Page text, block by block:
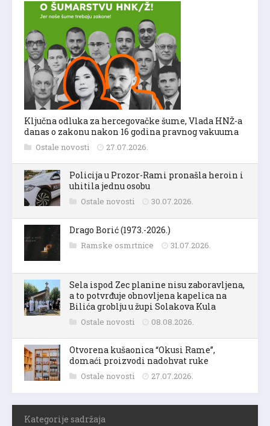
Ključna odluka za hercegovačke šume, Vlada HNŽ-a
danas o zakonu nakon 16 godina pravnog vakuuma
Ostale novosti 27.07.2026.
Policija u Prozor-Rami pronašla heroin i
uhitila jednu osobu
Ostale novosti 30.07.2026.
Drago Borić (1973.-2026.)
Ramske osmrtnice 31.07.2026.
Sela ispod Zec planine nisu zaboravljena,
a to potvrđuje obnovljena kapelica na
Bilića groblju u župi Solakova Kula
Ostale novosti 08.08.2026.
Otvorena kušaonica “Okusi Rame”,
domaći proizvodi nadohvat ruke
Ostale novosti 27.07.2026.
Kategorije sadržaja